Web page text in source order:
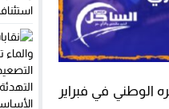
الوطني في فبراير